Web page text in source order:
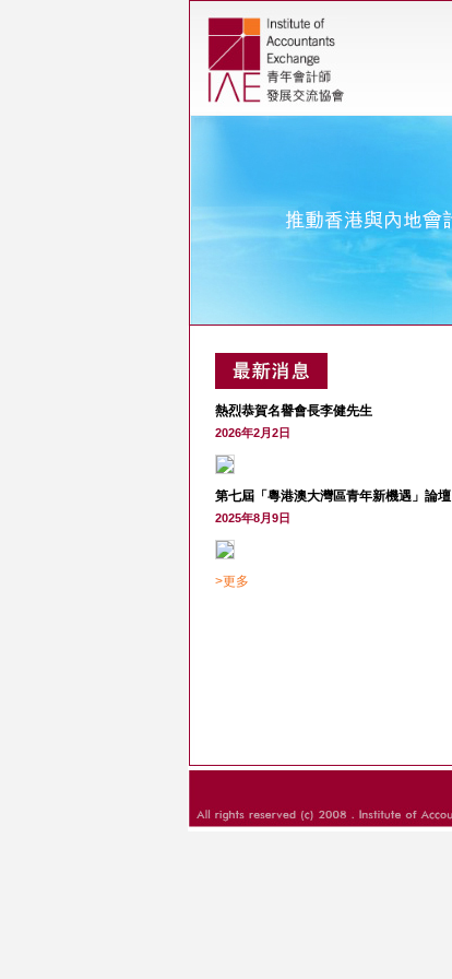
熱烈恭賀名譽會長李健先生
2026年2月2日
第七屆「粵港澳大灣區青年新機遇」論壇
2025年8月9日
>更多